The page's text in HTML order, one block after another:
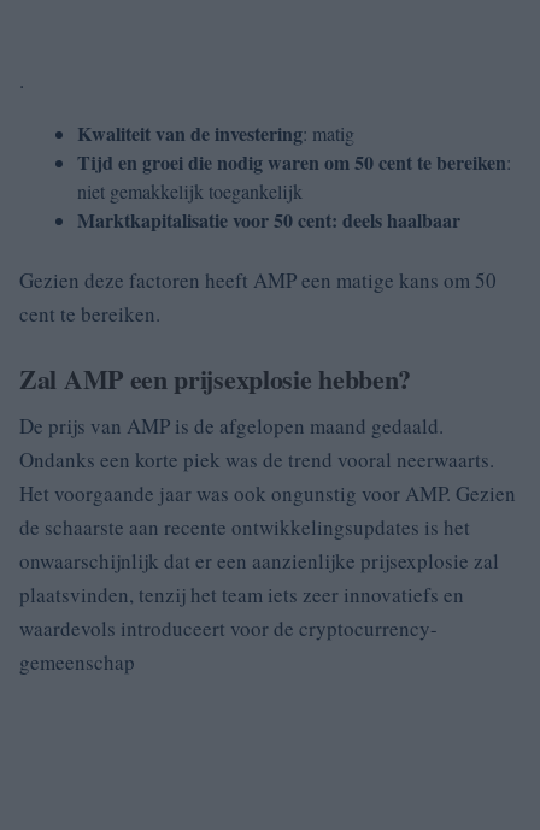
.
Kwaliteit van de investering: matig
Tijd en groei die nodig waren om 50 cent te bereiken:
niet gemakkelijk toegankelijk
Marktkapitalisatie voor 50 cent: deels haalbaar
Gezien deze factoren heeft AMP een matige kans om 50
cent te bereiken.
Zal AMP een prijsexplosie hebben?
De prijs van AMP is de afgelopen maand gedaald.
Ondanks een korte piek was de trend vooral neerwaarts.
Het voorgaande jaar was ook ongunstig voor AMP. Gezien
de schaarste aan recente ontwikkelingsupdates is het
onwaarschijnlijk dat er een aanzienlijke prijsexplosie zal
plaatsvinden, tenzij het team iets zeer innovatiefs en
waardevols introduceert voor de cryptocurrency-
gemeenschap